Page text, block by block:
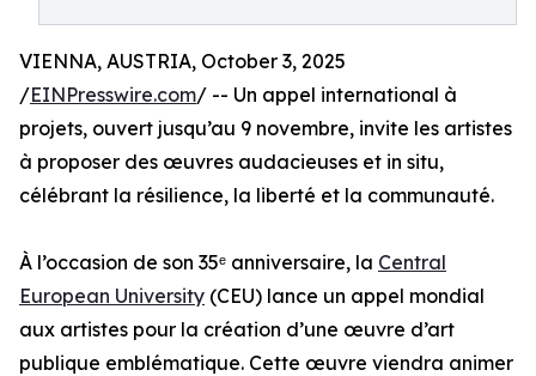
VIENNA, AUSTRIA, October 3, 2025
/EINPresswire.com/ -- Un appel international à
projets, ouvert jusqu’au 9 novembre, invite les artistes
à proposer des œuvres audacieuses et in situ,
célébrant la résilience, la liberté et la communauté.
À l’occasion de son 35ᵉ anniversaire, la Central
European University (CEU) lance un appel mondial
aux artistes pour la création d’une œuvre d’art
publique emblématique. Cette œuvre viendra animer